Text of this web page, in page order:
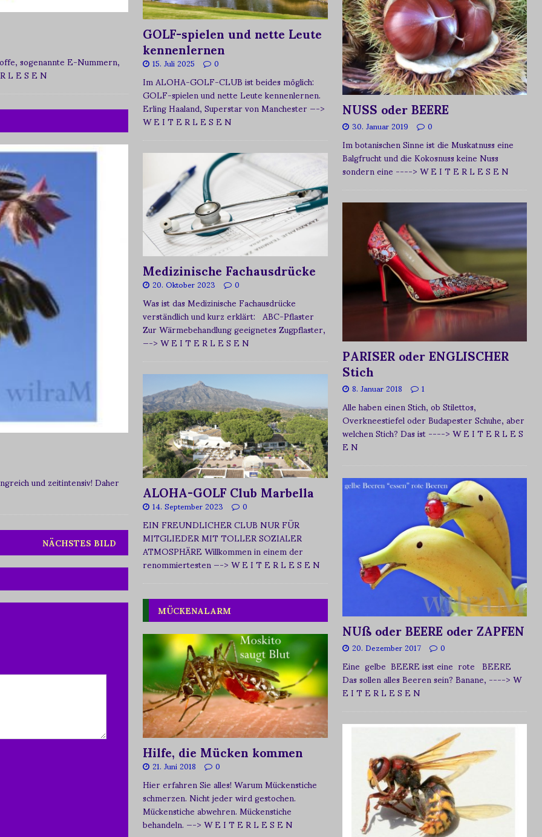
sogenannte E-Nummern,
L E S E N
und zeitintensiv! Daher
NÄCHSTES BILD
GOLF-spielen und nette Leute
kennenlernen
15. Juli 2025 0
Im ALOHA-GOLF-CLUB ist beides möglich:
GOLF-spielen und nette Leute kennenlernen.
Erling Haaland, Superstar von Manchester—->
W E I T E R L E S E N
Medizinische Fachausdrücke
20. Oktober 2023 0
Was ist das Medizinische Fachausdrücke
verständlich und kurz erklärt: ABC-Pflaster
Zur Wärmebehandlung geeignetes Zugpflaster,
—-> W E I T E R L E S E N
ALOHA-GOLF Club Marbella
14. September 2023 0
EIN FREUNDLICHER CLUB NUR FÜR
MITGLIEDER MIT TOLLER SOZIALER
ATMOSPHÄRE Willkommen in einem der
renommiertesten—-> W E I T E R L E S E N
MÜCKENALARM
Hilfe, die Mücken kommen
21. Juni 2018 0
Hier erfahren Sie alles! Warum Mückenstiche
schmerzen. Nicht jeder wird gestochen.
Mückenstiche abwehren. Mückenstiche
behandeln.—-> W E I T E R L E S E N
NUSS oder BEERE
30. Januar 2019 0
Im botanischen Sinne ist die Muskatnuss eine
Balgfrucht und die Kokosnuss keine Nuss
sondern eine----> W E I T E R L E S E N
PARISER oder ENGLISCHER
Stich
8. Januar 2018 1
Alle haben einen Stich, ob Stilettos,
Overkneestiefel oder Budapester Schuhe, aber
welchen Stich? Das ist----> W E I T E R L E S
E N
NUß oder BEERE oder ZAPFEN
20. Dezember 2017 0
Eine gelbe BEERE isst eine rote BEERE
Das sollen alles Beeren sein? Banane,----> W
E I T E R L E S E N